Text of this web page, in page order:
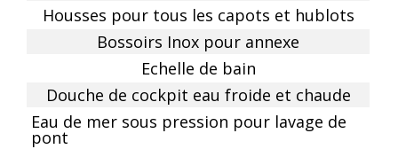
Housses pour tous les capots et hublots
Bossoirs Inox pour annexe
Echelle de bain
Douche de cockpit eau froide et chaude
Eau de mer sous pression pour lavage de
pont